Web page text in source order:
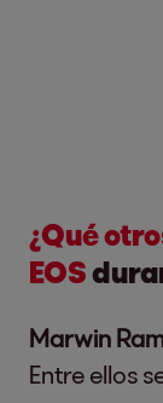
¿Qué
EOS
Marwin
Entre ellos